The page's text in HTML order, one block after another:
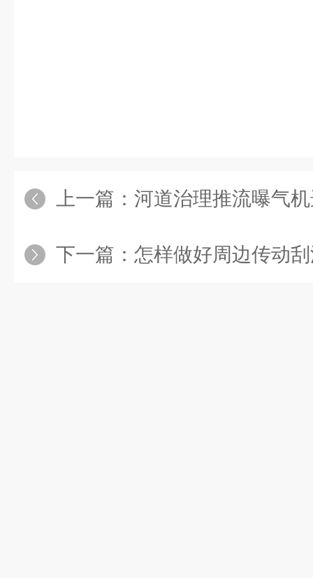
上一篇： 河道治理推流曝气机选型
下一篇： 怎样做好周边传动刮泥